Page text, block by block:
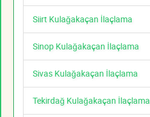
Siirt Kulağakaçan İlaçlama
Sinop Kulağakaçan İlaçlama
Sivas Kulağakaçan İlaçlama
Tekirdağ Kulağakaçan İlaçlama